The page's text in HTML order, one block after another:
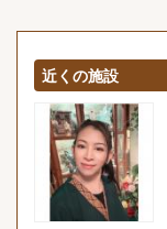
近くの施設